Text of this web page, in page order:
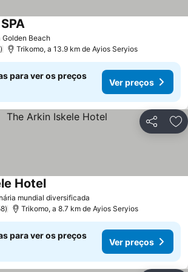
Golden Beach
Trikomo, a 13.9 km de Ayios Seryios
para ver os preços
Ver preços
Partilhar
mundial diversificada
Hotel
Trikomo, a 8.7 km de Ayios Seryios
para ver os preços
Ver preços